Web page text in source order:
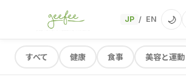
JP / EN 🌙
すべて 健康 食事 美容と運動